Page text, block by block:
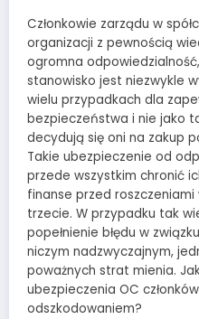
Członkowie zarządu w
organizacji z pewnością
ogromna
stanowisko jest niezwykle
wielu przypadkach dla
bezpieczeństwa i nie jako
decydują się oni na zakup
Takie ubezpieczenie od
przede wszystkim chronić
finanse przed
trzecie. W przypadku tak
popełnienie błędu w
niczym nadzwyczajnym,
poważnych strat mienia.
ubezpieczenia OC
odszkodowaniem?